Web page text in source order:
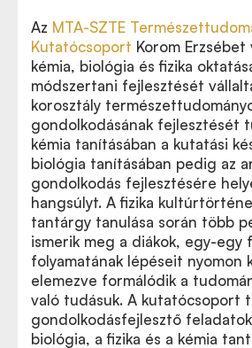
Az MTA-SZTE
Kutatócsoport Korom
kémia, biológia és fizika
módszertani fejlesztését
korosztály
gondolkodásának fejlesztését
kémia tanításában a kutatási
biológia tanításában pedig az
gondolkodás fejlesztésére
hangsúlyt. A fizika
tantárgy tanulása során több
ismerik meg a diákok, egy-egy
folyamatának lépéseit nyomon
elemezve formálódik a
való tudásuk. A kutatócsoport
gondolkodásfejlesztő
biológia, a fizika és a kémia